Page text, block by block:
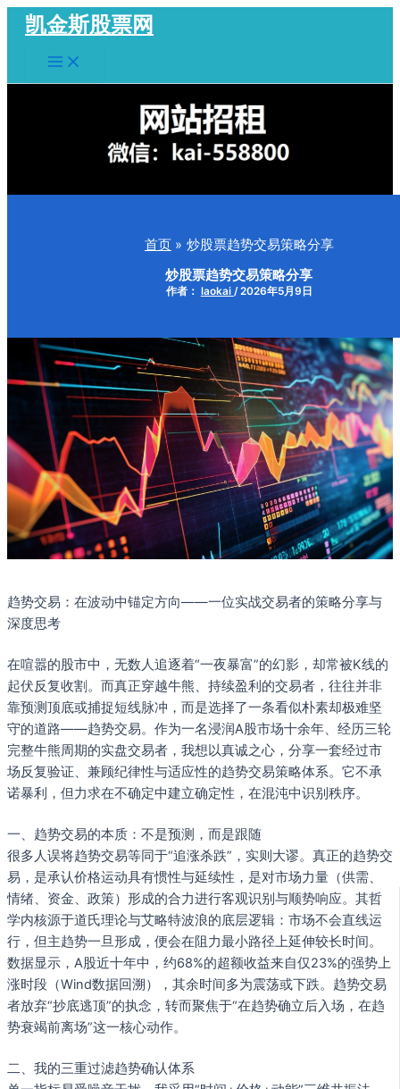
容
凯金斯股票网
Main
Menu
首页 炒股票趋势交易策略分享
炒股票趋势交易策略分享
作者： laokai /2026年5月9日
趋势交易：在波动中锚定方向——一位实战交易者的策略分享与
深度思考
在喧嚣的股市中，无数人追逐着“一夜暴富”的幻影，却常被K线的
起伏反复收割。而真正穿越牛熊、持续盈利的交易者，往往并非
靠预测顶底或捕捉短线脉冲，而是选择了一条看似朴素却极难坚
守的道路——趋势交易。作为一名浸润A股市场十余年、经历三轮
完整牛熊周期的实盘交易者，我想以真诚之心，分享一套经过市
场反复验证、兼顾纪律性与适应性的趋势交易策略体系。它不承
诺暴利，但力求在不确定中建立确定性，在混沌中识别秩序。
一、趋势交易的本质：不是预测，而是跟随
很多人误将趋势交易等同于“追涨杀跌”，实则大谬。真正的趋势交
易，是承认价格运动具有惯性与延续性，是对市场力量（供需、
情绪、资金、政策）形成的合力进行客观识别与顺势响应。其哲
学内核源于道氏理论与艾略特波浪的底层逻辑：市场不会直线运
行，但主趋势一旦形成，便会在阻力最小路径上延伸较长时间。
数据显示，A股近十年中，约68%的超额收益来自仅23%的强势上
涨时段（Wind数据回溯），其余时间多为震荡或下跌。趋势交易
者放弃“抄底逃顶”的执念，转而聚焦于“在趋势确立后入场，在趋
势衰竭前离场”这一核心动作。
二、我的三重过滤趋势确认体系